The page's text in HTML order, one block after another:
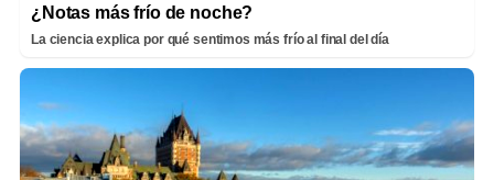
¿Notas más frío de noche?
La ciencia explica por qué sentimos más frío al final del día